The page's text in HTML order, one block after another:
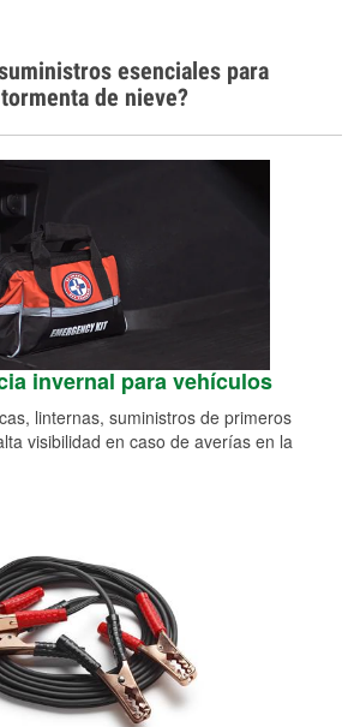
esenciales para
de nieve?
invernal para vehículos
linternas, suministros de primeros
visibilidad en caso de averías en la